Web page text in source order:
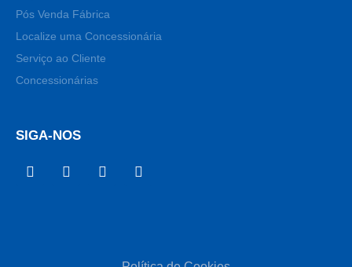
Pós Venda Fábrica
Localize uma Concessionária
Serviço ao Cliente
Concessionárias
SIGA-NOS